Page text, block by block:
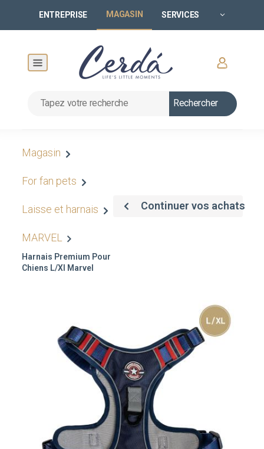
ENTREPRISE MAGASIN SERVICES
Rechercher
Magasin
For fan pets
Laisse et harnais
MARVEL
Harnais Premium Pour
Chiens L/xl Marvel
Continuer vos achats